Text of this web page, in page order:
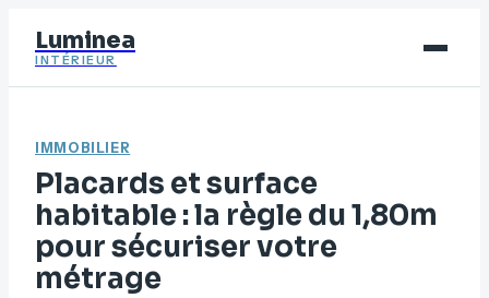
Luminea
INTÉRIEUR
Immobilier
Jardinage
Maison
IMMOBILIER
Placards et surface
habitable : la règle du 1,80m
pour sécuriser votre
métrage